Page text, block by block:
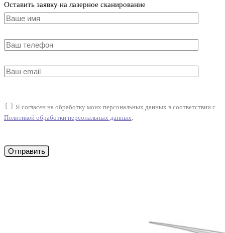
Оставить заявку на лазерное сканирование
Я согласен на обработку моих персональных данных в соответствии с
Политикой обработки персональных данных.